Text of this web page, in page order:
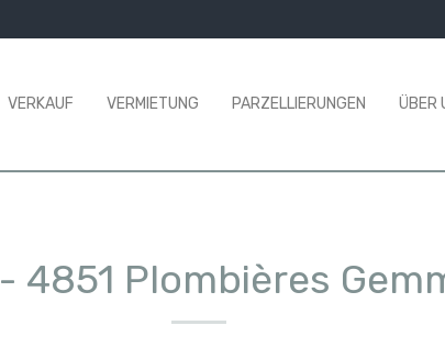
VERKAUF VERMIETUNG PARZELLIERUNGEN ÜBER
- 4851 Plombières